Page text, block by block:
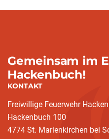
Gemeinsam im
Hackenbuch!
KONTAKT
Freiwillige Feuerwehr
Hackenbuch 100
4774 St. Marienkirchen bei